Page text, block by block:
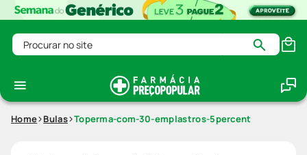
Procurar no site
Home Bulas Toperma-com-30-emplastros-5percent